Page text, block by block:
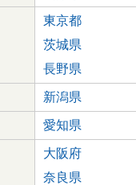
東京都
茨城県
長野県
新潟県
愛知県
大阪府
奈良県